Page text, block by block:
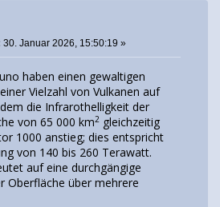
30. Januar 2026, 15:50:19 »
haben einen gewaltigen
Vielzahl von Vulkanen auf
die Infrarothelligkeit der
von 65 000 km2 gleichzeitig
1000 anstieg; dies entspricht
von 140 bis 260 Terawatt.
auf eine durchgängige
Oberfläche über mehrere